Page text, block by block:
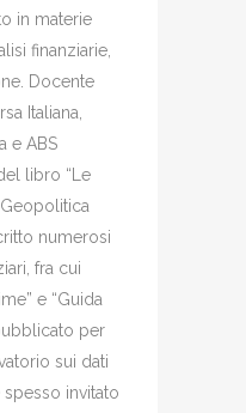
in materie
finanziarie,
Docente
Italiana,
e ABS
libro “Le
numerosi
fra cui
e “Guida
per
sui dati
invitato